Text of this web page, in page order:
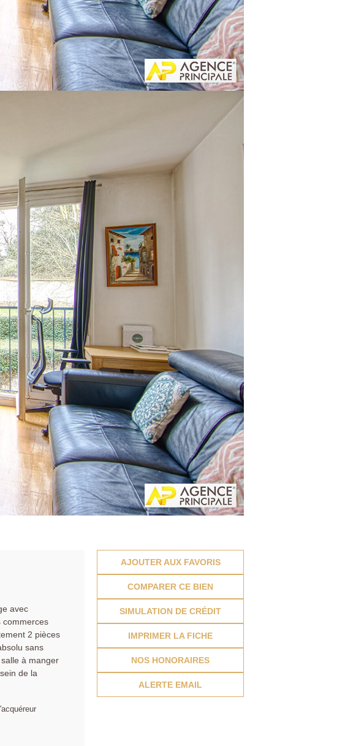
avec
commerces
2 pièces
sans
à manger
de la
AJOUTER AUX FAVORIS
COMPARER CE BIEN
SIMULATION DE CRÉDIT
IMPRIMER LA FICHE
NOS HONORAIRES
ALERTE EMAIL